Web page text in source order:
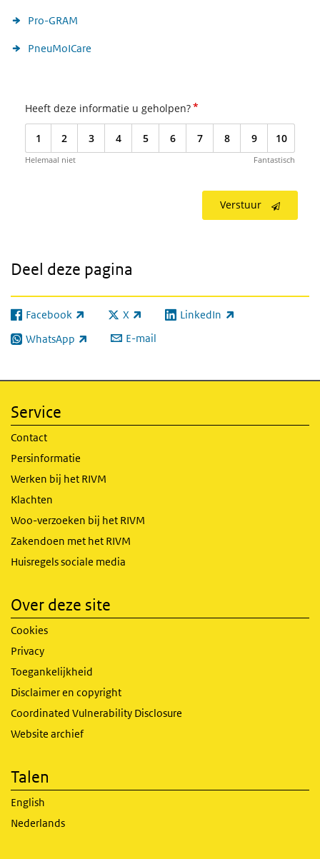
Pro-GRAM
PneuMoICare
Heeft deze informatie u geholpen?*
1 2 3 4 5 6 7 8 9 10
Helemaal niet Fantastisch
Verstuur
Deel deze pagina
Facebook
(externe link) X
(externe link) LinkedIn
(externe link)
WhatsApp
(externe link) E-mail
Service
Contact
Persinformatie
Werken bij het RIVM
Klachten
Woo-verzoeken bij het RIVM
Zakendoen met het RIVM
Huisregels sociale media
Over deze site
Cookies
Privacy
Toegankelijkheid
Disclaimer en copyright
Coordinated Vulnerability Disclosure
Website archief
Talen
English
Nederlands